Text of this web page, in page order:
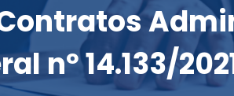
nº 14.133/